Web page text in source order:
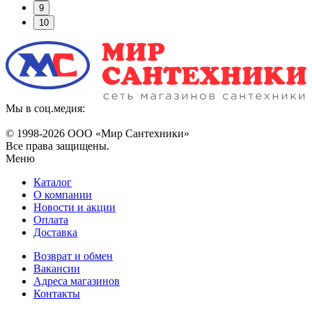
9
10
Мы в соц.медия:
© 1998-2026 ООО «Мир Сантехники»
Все права защищены.
Меню
Каталог
О компании
Новости и акции
Оплата
Доставка
Возврат и обмен
Вакансии
Адреса магазинов
Контакты